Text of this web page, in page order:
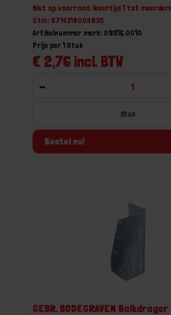
Niet op voorraad, levertijd 1 tot
Gtin: 8714318004835
Artikelnummer merk: 09516.0010
€ 2,76 incl. BTW
Prijs per 1 Stuk
-
Bestel nu!
GEBR. BODEGRAVEN